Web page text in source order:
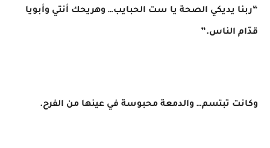
“ربنا يديكي الصحة يا ست الحبايب… وهريحك أنتي وأبويا
قدّام الناس.”
وكانت تبتسم… والدمعة محبوسة في عينها من الفرح.